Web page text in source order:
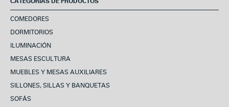
COMEDORES
DORMITORIOS
ILUMINACIÓN
MESAS ESCULTURA
MUEBLES Y MESAS AUXILIARES
SILLONES, SILLAS Y BANQUETAS
SOFÁS